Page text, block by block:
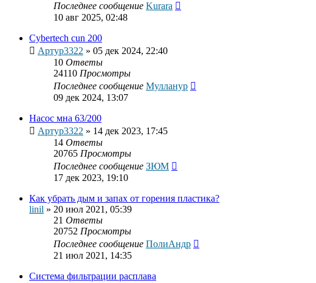
Последнее сообщение Kurara
10 авг 2025, 02:48
Cybertech cun 200
Артур3322 » 05 дек 2024, 22:40
10 Ответы
24110 Просмотры
Последнее сообщение Мулланур
09 дек 2024, 13:07
Насос мна 63/200
Артур3322 » 14 дек 2023, 17:45
14 Ответы
20765 Просмотры
Последнее сообщение ЗЮМ
17 дек 2023, 19:10
Как убрать дым и запах от горения пластика?
linil » 20 июл 2021, 05:39
21 Ответы
20752 Просмотры
Последнее сообщение ПолиАндр
21 июл 2021, 14:35
Система фильтрации расплава